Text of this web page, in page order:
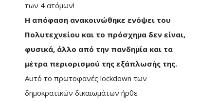
των 4 ατόμων!
Η απόφαση ανακοινώθηκε ενόψει του
Πολυτεχνείου και το πρόσχημα δεν είναι,
φυσικά, άλλο από την πανδημία και τα
μέτρα περιορισμού της εξάπλωσής της.
Αυτό το πρωτοφανές lockdown των
δημοκρατικών δικαιωμάτων ήρθε –